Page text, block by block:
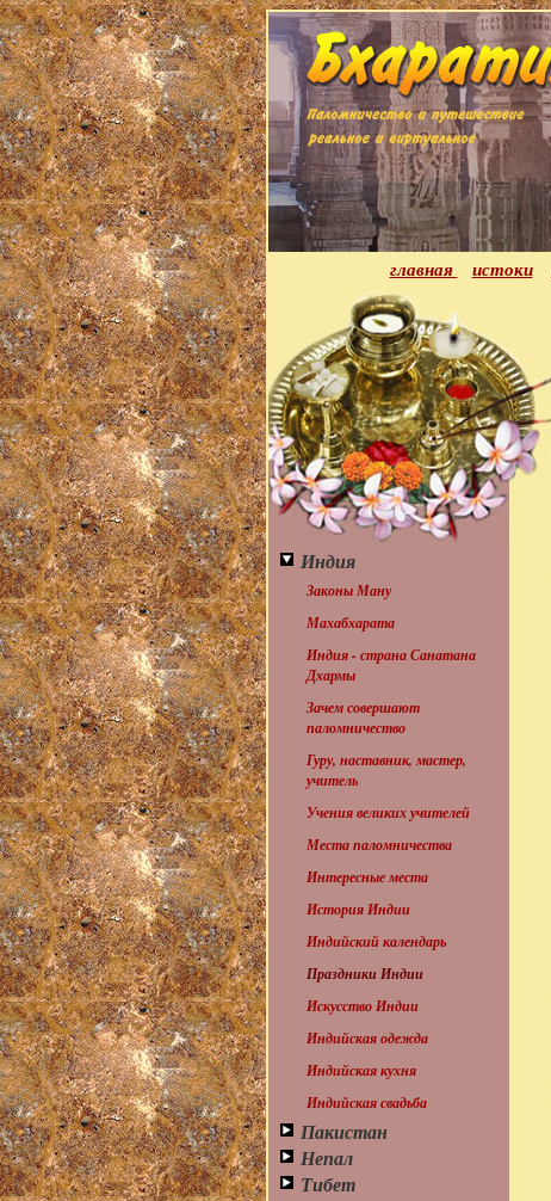
главная истоки
Индия
Законы Ману
Махабхарата
Индия - страна Санатана
Дхармы
Зачем совершают
паломничество
Гуру, наставник, мастер,
учитель
Учения великих учителей
Места паломничества
Интересные места
История Индии
Индийский календарь
Праздники Индии
Искусство Индии
Индийская одежда
Индийская кухня
Индийская свадьба
Пакистан
Непал
Тибет